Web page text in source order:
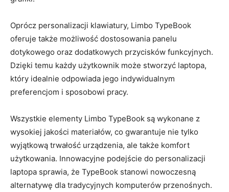
Oprócz personalizacji ‌klawiatury,‍ Limbo TypeBook
oferuje także możliwość‌ dostosowania ⁢panelu
dotykowego oraz dodatkowych przycisków funkcyjnych.
Dzięki temu każdy użytkownik może stworzyć ⁤laptopa,
który ‌idealnie odpowiada jego indywidualnym
preferencjom i sposobowi pracy.
Wszystkie elementy Limbo⁢ TypeBook są wykonane z
wysokiej jakości materiałów, ​co ⁤gwarantuje ⁤nie tylko
wyjątkową​ trwałość⁤ urządzenia, ale także⁢ komfort
użytkowania.⁣ Innowacyjne ‍podejście do personalizacji
laptopa sprawia, że⁢ TypeBook ​stanowi nowoczesną
alternatywę dla⁢ tradycyjnych komputerów przenośnych.